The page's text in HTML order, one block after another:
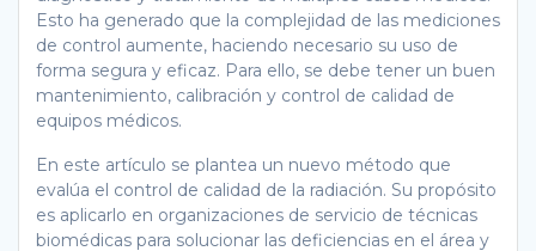
Esto ha generado que la complejidad de las mediciones
de control aumente, haciendo necesario su uso de
forma segura y eficaz. Para ello, se debe tener un buen
mantenimiento, calibración y control de calidad de
equipos médicos.
En este artículo se plantea un nuevo método que
evalúa el control de calidad de la radiación. Su propósito
es aplicarlo en organizaciones de servicio de técnicas
biomédicas para solucionar las deficiencias en el área y